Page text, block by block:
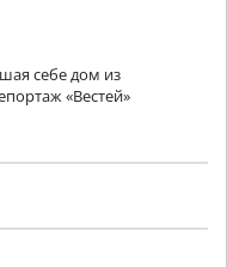
себе дом из
«Вестей»